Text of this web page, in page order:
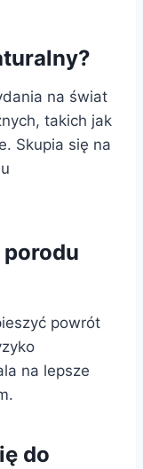
na świat
takich jak
Skupia się na
powrót
na lepsze
do